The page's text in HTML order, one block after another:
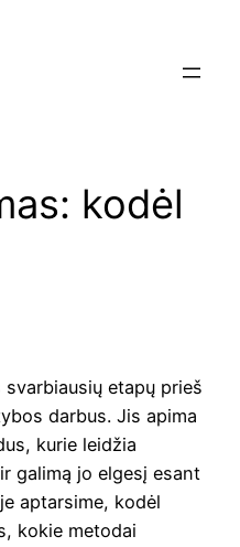
kodėl
etapų prieš
darbus. Jis apima
kurie leidžia
galimą jo elgesį esant
aptarsime, kodėl
kokie metodai